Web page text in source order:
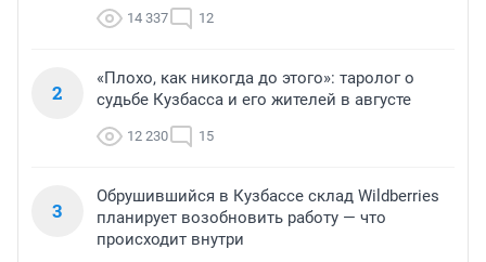
14 337 12
2
«Плохо, как никогда до этого»: таролог о
судьбе Кузбасса и его жителей в августе
12 230 15
3
Обрушившийся в Кузбассе склад Wildberries
планирует возобновить работу — что
происходит внутри